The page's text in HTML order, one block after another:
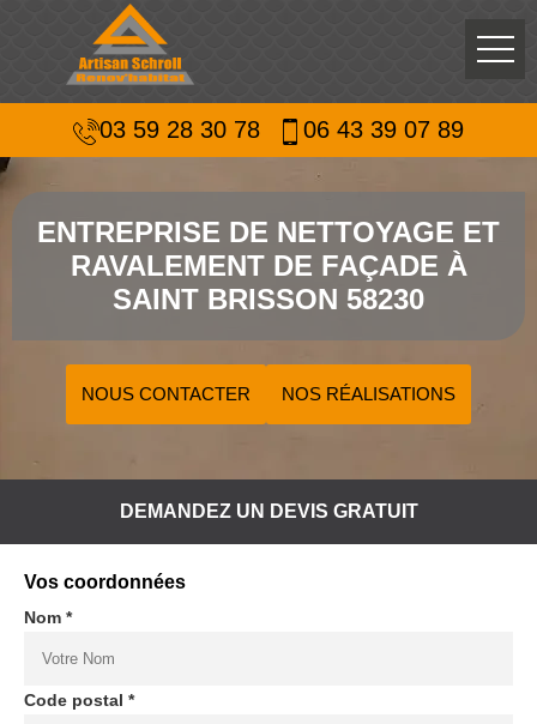
03 59 28 30 78 06 43 39 07 89
ENTREPRISE DE NETTOYAGE ET
RAVALEMENT DE FAÇADE À
SAINT BRISSON 58230
NOUS CONTACTER NOS RÉALISATIONS
DEMANDEZ UN DEVIS GRATUIT
Vos coordonnées
Nom *
Code postal *